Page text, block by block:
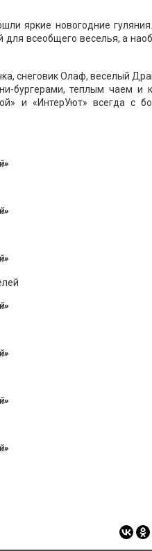
яркие новогодние
для всеобщего веселья, а
снеговик Олаф, веселый
бургерами, теплым чаем и
и «ИнтерУют» всегда с